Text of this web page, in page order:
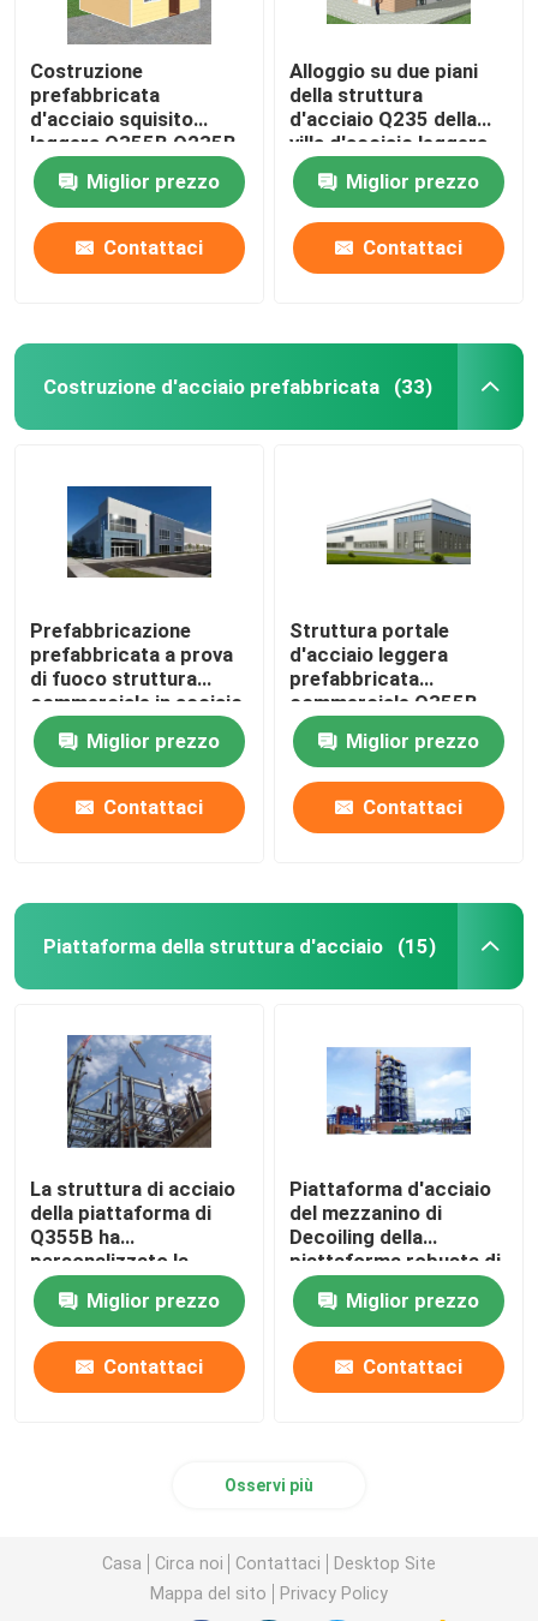
Costruzione
prefabbricata
d'acciaio squisito
leggera Q355B Q235B
della Camera
Miglior prezzo
Contattaci
Alloggio su due piani
della struttura
d'acciaio Q235 della
villa d'acciaio leggera
prefabbricata della
luce
Miglior prezzo
Contattaci
Costruzione d'acciaio prefabbricata (33)
Prefabbricazione
prefabbricata a prova
di fuoco struttura
commerciale in acciaio
Edificio per uffici con
sezione H saldata
Miglior prezzo
Contattaci
Struttura portale
d'acciaio leggera
prefabbricata
commerciale Q355B
dell'edificio per uffici
Miglior prezzo
Contattaci
Piattaforma della struttura d'acciaio (15)
La struttura di acciaio
della piattaforma di
Q355B ha
personalizzato la
piattaforma d'acciaio
galvanizzata ISO9001
Miglior prezzo
Contattaci
Piattaforma d'acciaio
del mezzanino di
Decoiling della
piattaforma robusta di
acciaio per costruzioni
edili
Miglior prezzo
Contattaci
Osservi più
Casa Circa noi Contattaci
Desktop Site
Mappa del sito
Privacy Policy